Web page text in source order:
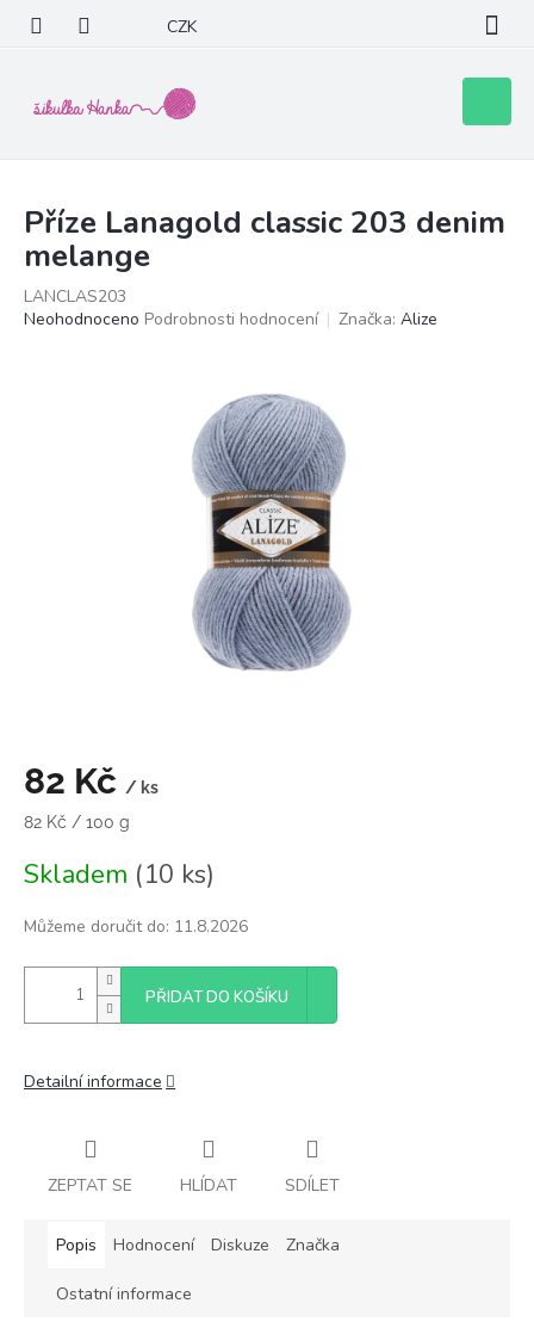
obsah
CZK
košík
Příze Lanagold classic 203 denim
melange
LANCLAS203
Průměrné
Neohodnoceno Podrobnosti hodnocení Značka: Alize
82 Kč / ks
Měrná
82 Kč / 100 g
Skladem (10 ks)
Můžeme doručit do: 11.8.2026
PŘIDAT DO KOŠÍKU
Detailní informace
ZEPTAT SE HLÍDAT SDÍLET
Popis Hodnocení Diskuze Značka
Ostatní informace